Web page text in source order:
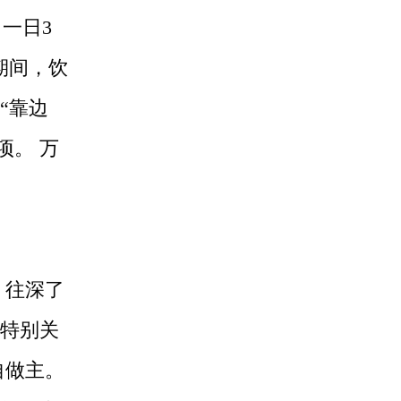
日3
间，饮
靠边
。 万
深了
别关
主。